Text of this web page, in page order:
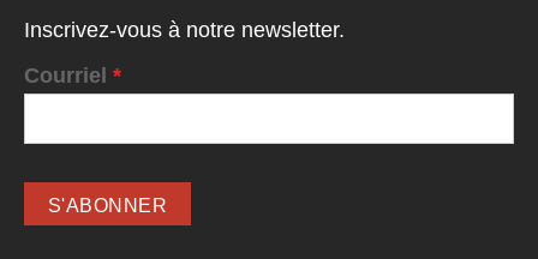
Inscrivez-vous à notre newsletter.
Courriel *